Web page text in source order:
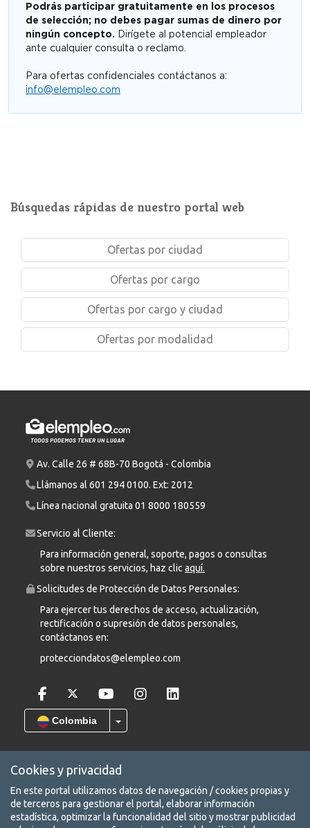
Podrás participar gratuitamente en los procesos
de selección; no debes pagar sumas de dinero por
ningún concepto. Dirígete al potencial empleador
ante cualquier consulta o reclamo.
Para ofertas confidenciales contáctanos a:
info@elempleo.com
Búsquedas rápidas de nuestro portal web
Ofertas por ciudad
Ofertas por cargo
Ofertas por cargo y ciudad
Ofertas por modalidad
Av. Calle 26 # 68B-70 Bogotá - Colombia
Llámanos al 601 294 0100. Ext: 2012
Línea nacional gratuita 01 8000 180559
Servicio al Cliente:
Para información general, soporte, pagos o consultas
sobre nuestros servicios, haz clicaquí.
Solicitudes de Protección de Datos Personales:
Para ejercer tus derechos de acceso, actualización,
rectificación o supresión de datos personales,
contáctanos en:
protecciondatos@elempleo.com
Colombia
COPYRIGHT © 2026 Leadearsearch S.A.S Prohibida su reproducción
total o parcial, así como su traducción a cualquier idioma sin
autorización escrita de su titular. elempleo.com es un producto de
Cookies y privacidad
En este portal utilizamos datos de navegación / cookies propias y
de terceros para gestionar el portal, elaborar información
estadística, optimizar la funcionalidad del sitio y mostrar publicidad